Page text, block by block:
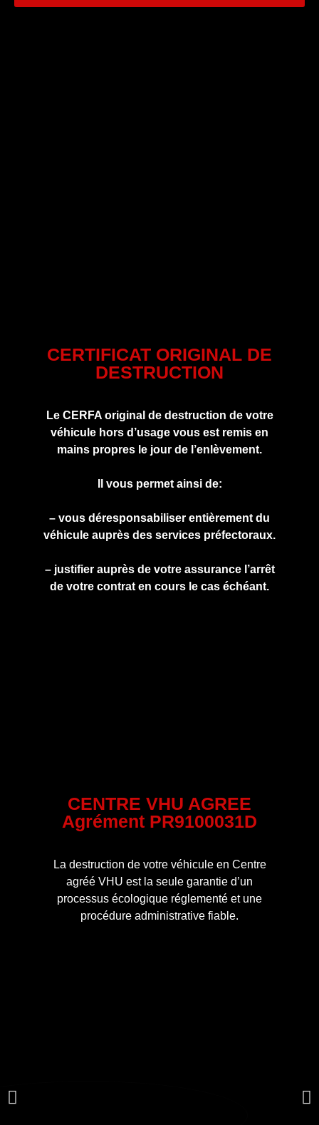
CERTIFICAT ORIGINAL DE
DESTRUCTION
Le CERFA original de destruction de votre
véhicule hors d’usage vous est remis en
mains propres le jour de l’enlèvement.
Il vous permet ainsi de:
– vous déresponsabiliser entièrement du
véhicule auprès des services préfectoraux.
– justifier auprès de votre assurance l’arrêt
de votre contrat en cours le cas échéant.
CENTRE VHU AGREE
Agrément PR9100031D
La destruction de votre véhicule en Centre
agréé VHU est la seule garantie d’un
processus écologique réglementé et une
procédure administrative fiable.